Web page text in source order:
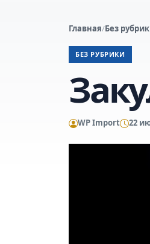
Главная/Без
БЕЗ РУБРИКИ
WP Import 22